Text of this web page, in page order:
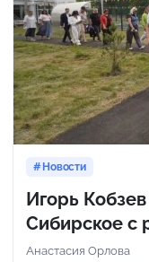
Новости
Игорь
Сибирское с
Анастасия Орлова